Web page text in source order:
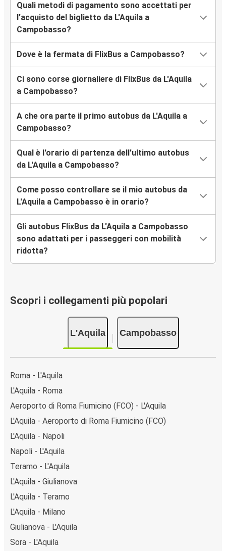
Quali metodi di pagamento sono accettati per
l’acquisto del biglietto da L'Aquila a
Campobasso?
Dove è la fermata di FlixBus a Campobasso?
Ci sono corse giornaliere di FlixBus da L'Aquila
a Campobasso?
A che ora parte il primo autobus da L'Aquila a
Campobasso?
Qual è l'orario di partenza dell'ultimo autobus
da L'Aquila a Campobasso?
Come posso controllare se il mio autobus da
L'Aquila a Campobasso è in orario?
Gli autobus FlixBus da L'Aquila a Campobasso
sono adattati per i passeggeri con mobilità
ridotta?
Scopri i collegamenti più popolari
L'Aquila Campobasso
Roma - L'Aquila
L'Aquila - Roma
Aeroporto di Roma Fiumicino (FCO) - L'Aquila
L'Aquila - Aeroporto di Roma Fiumicino (FCO)
L'Aquila - Napoli
Napoli - L'Aquila
Teramo - L'Aquila
L'Aquila - Giulianova
L'Aquila - Teramo
L'Aquila - Milano
Giulianova - L'Aquila
Sora - L'Aquila